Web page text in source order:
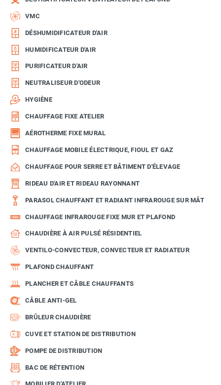
VMC
DÉSHUMIDIFICATEUR D'AIR
HUMIDIFICATEUR D'AIR
PURIFICATEUR D'AIR
NEUTRALISEUR D'ODEUR
HYGIÈNE
CHAUFFAGE FIXE ATELIER
AÉROTHERME FIXE MURAL
CHAUFFAGE MOBILE ÉLECTRIQUE, FIOUL ET GAZ
CHAUFFAGE POUR SERRE ET BÂTIMENT D'ÉLEVAGE
RIDEAU D'AIR ET RIDEAU RAYONNANT
PARASOL CHAUFFANT ET RADIANT INFRAROUGE SUR MÂT
CHAUFFAGE INFRAROUGE FIXE MUR ET PLAFOND
CHAUDIÈRE À AIR PULSÉ RÉSIDENTIEL
VENTILO-CONVECTEUR, CONVECTEUR ET RADIATEUR
PLAFOND CHAUFFANT
PLANCHER ET CÂBLE CHAUFFANTS
CÂBLE ANTI-GEL
BRÛLEUR CHAUDIÈRE
CUVE ET STATION DE DISTRIBUTION
POMPE DE DISTRIBUTION
BAC DE RÉTENTION